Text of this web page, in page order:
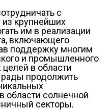
с
крупнейших
им в реализации
включающего
поддержку многим
и промышленного
в области
рады продолжить
солнечной
секторы.